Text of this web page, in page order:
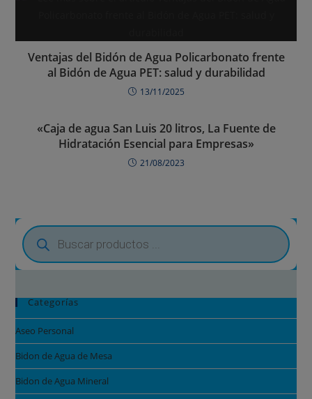
Ventajas del Bidón de Agua Policarbonato frente
al Bidón de Agua PET: salud y durabilidad
13/11/2025
«Caja de agua San Luis 20 litros, La Fuente de
Hidratación Esencial para Empresas»
21/08/2023
Categorías
Aseo Personal
Bidon de Agua de Mesa
Bidon de Agua Mineral